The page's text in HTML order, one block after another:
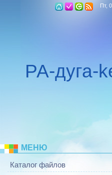
Пт,
РА-дуга-
МЕНЮ
Каталог файлов